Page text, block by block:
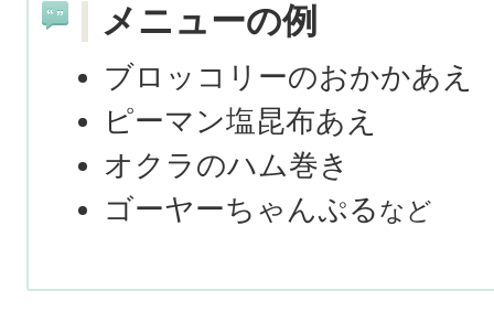
メニューの例
ブロッコリーのおかかあえ
ピーマン塩昆布あえ
オクラのハム巻き
ゴーヤーちゃんぷるなど